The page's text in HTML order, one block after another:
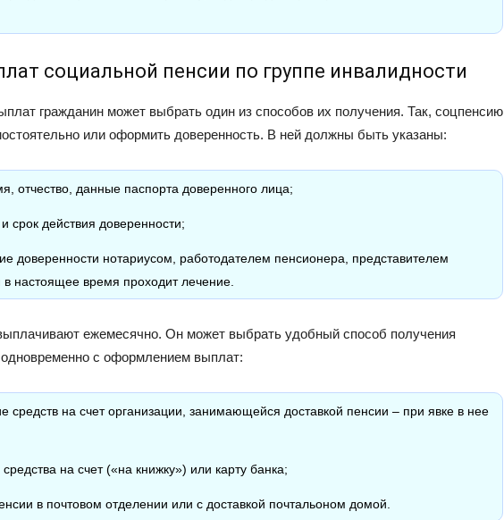
социальной пенсии по группе инвалидности
гражданин может выбрать один из способов их получения. Так, соцпенсию
или оформить доверенность. В ней должны быть указаны:
отчество, данные паспорта доверенного лица;
срок действия доверенности;
доверенности нотариусом, работодателем пенсионера, представителем
в настоящее время проходит лечение.
ежемесячно. Он может выбрать удобный способ получения
с оформлением выплат:
средств на счет организации, занимающейся доставкой пенсии – при явке в нее
на счет («на книжку») или карту банка;
в почтовом отделении или с доставкой почтальоном домой.